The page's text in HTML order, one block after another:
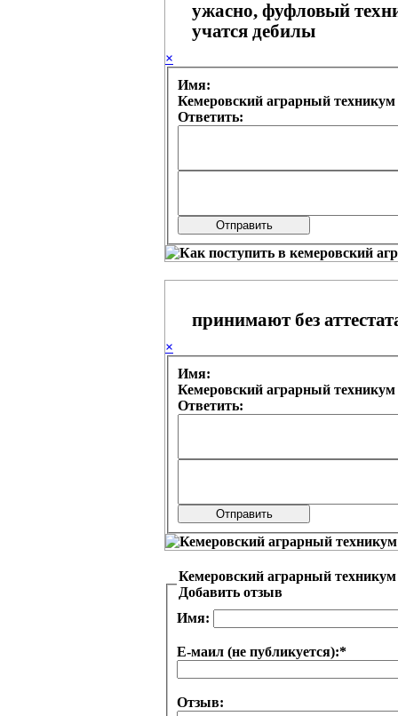
ужасно, фуфловый
учатся дебилы
×
Имя:
Ответить:
принимают без
×
Имя:
Ответить:
Добавить отзыв
Имя:
Е-маил (не публикуется):*
Отзыв: